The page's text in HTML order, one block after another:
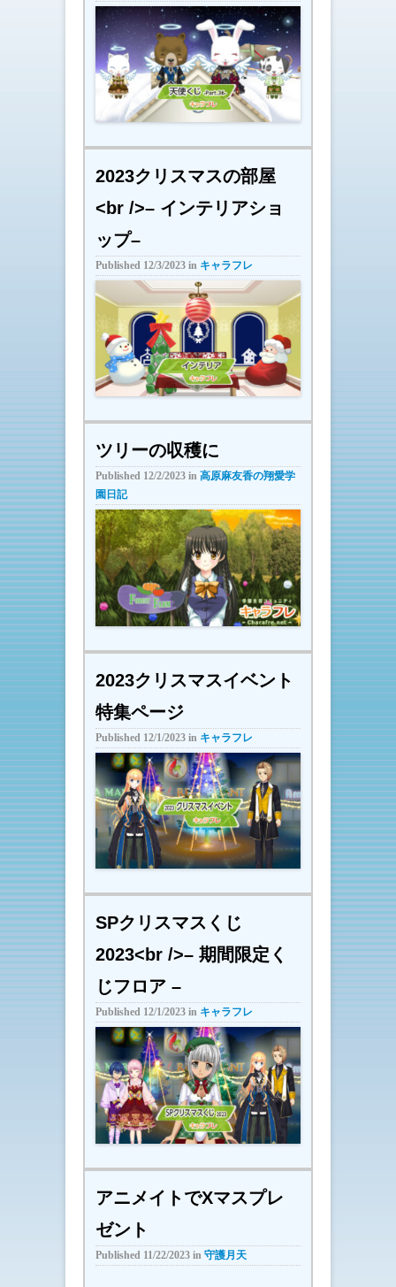
2023クリスマスの部屋
<br />– インテリアショ
ップ–
Published 12/3/2023 in キャラフレ
ツリーの収穫に
Published 12/2/2023 in 高原麻友香の翔愛学
園日記
2023クリスマスイベント
特集ページ
Published 12/1/2023 in キャラフレ
SPクリスマスくじ
2023<br />– 期間限定く
じフロア –
Published 12/1/2023 in キャラフレ
アニメイトでXマスプレ
ゼント
Published 11/22/2023 in 守護月天